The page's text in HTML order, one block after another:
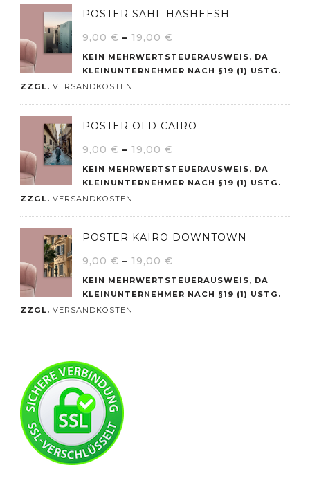
POSTER SAHL HASHEESH
9,00 € – 19,00 €
KEIN MEHRWERTSTEUERAUSWEIS, DA
KLEINUNTERNEHMER NACH §19 (1) USTG.
ZZGL. VERSANDKOSTEN
POSTER OLD CAIRO
9,00 € – 19,00 €
KEIN MEHRWERTSTEUERAUSWEIS, DA
KLEINUNTERNEHMER NACH §19 (1) USTG.
ZZGL. VERSANDKOSTEN
POSTER KAIRO DOWNTOWN
9,00 € – 19,00 €
KEIN MEHRWERTSTEUERAUSWEIS, DA
KLEINUNTERNEHMER NACH §19 (1) USTG.
ZZGL. VERSANDKOSTEN